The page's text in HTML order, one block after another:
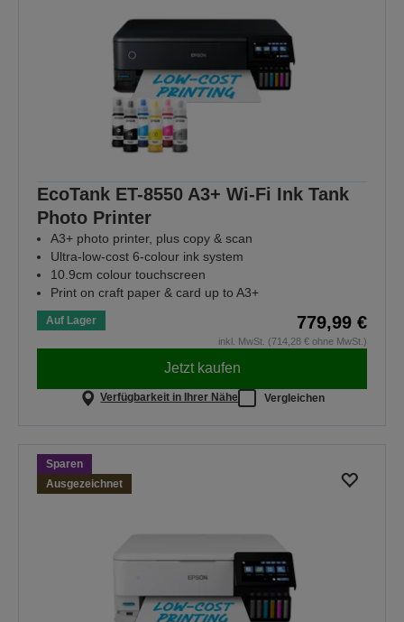
EcoTank ET-8550 A3+ Wi-Fi Ink Tank
Photo Printer
A3+ photo printer, plus copy & scan
Ultra-low-cost 6-colour ink system
10.9cm colour touchscreen
Print on craft paper & card up to A3+
Auf Lager 779,99 €
inkl. MwSt. (714,28 € ohne MwSt.)
Jetzt kaufen
Verfügbarkeit in Ihrer Nähe Vergleichen
Sparen
Ausgezeichnet